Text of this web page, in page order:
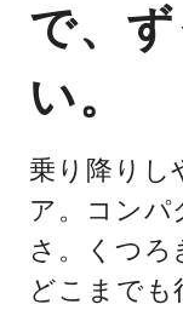
で、
い。
乗り降りし
ア。コンパ
さ。くつろ
どこまでも